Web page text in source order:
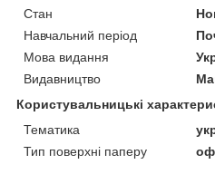
Стан
Навчальний період
Мова видання
Видавництво
Користувальницькі
Тематика
Тип поверхні паперу